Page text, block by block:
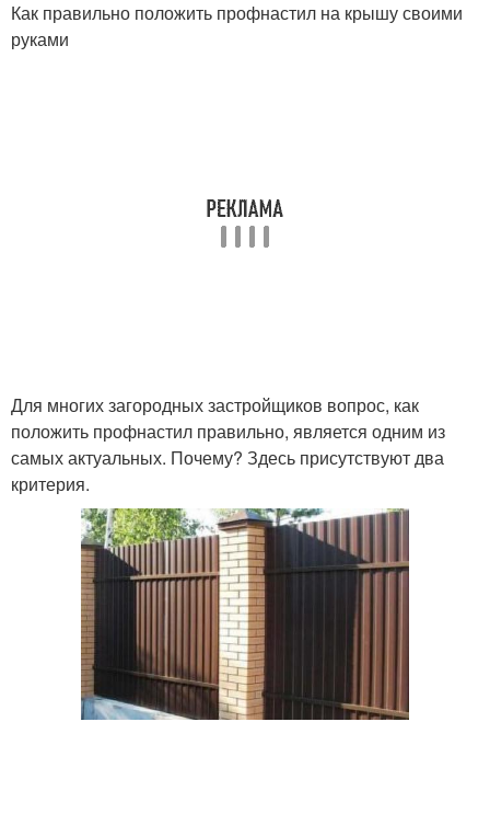
Как правильно положить профнастил на крышу своими
руками
Для многих загородных застройщиков вопрос, как
положить профнастил правильно, является одним из
самых актуальных. Почему? Здесь присутствуют два
критерия.